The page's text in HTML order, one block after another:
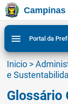
Ir para conteudo
Ir para menu
Ligar/
Campinas
menu Portal da
Inicio>
e
Glossário